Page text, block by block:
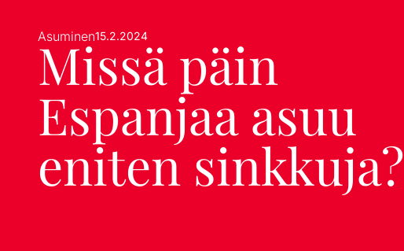
Asuminen15.2.2024
Missä päin
Espanjaa asuu
eniten sinkkuja?